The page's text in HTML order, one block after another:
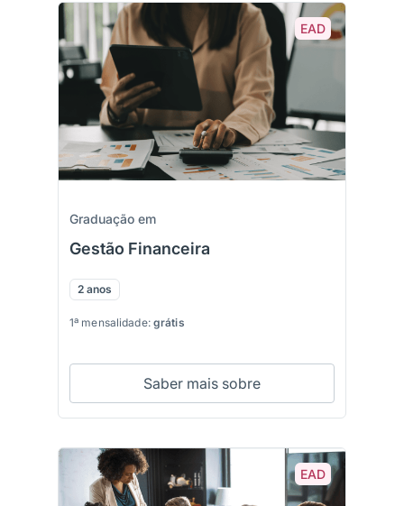
EAD
Graduação em
Gestão Financeira
2 anos
1ª mensalidade: grátis
Saber mais sobre
EAD